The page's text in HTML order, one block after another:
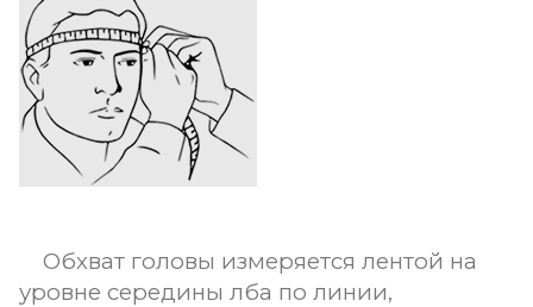
Обхват головы измеряется лентой на
уровне середины лба по линии,